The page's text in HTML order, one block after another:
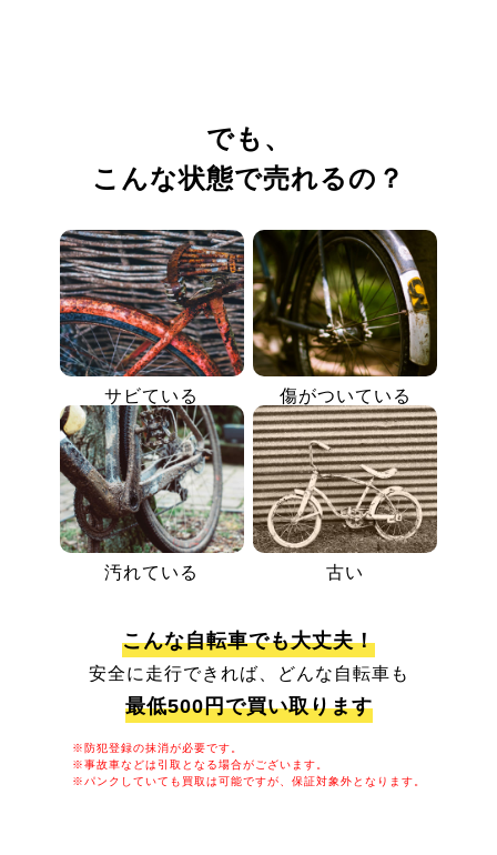
でも、
こんな状態で売れるの？
サビている 傷がついている
汚れている 古い
こんな自転車でも大丈夫！
安全に走行できれば、どんな自転車も
最低500円で買い取ります
※防犯登録の抹消が必要です。
※事故車などは引取となる場合がございます。
※パンクしていても買取は可能ですが、保証対象外となります。